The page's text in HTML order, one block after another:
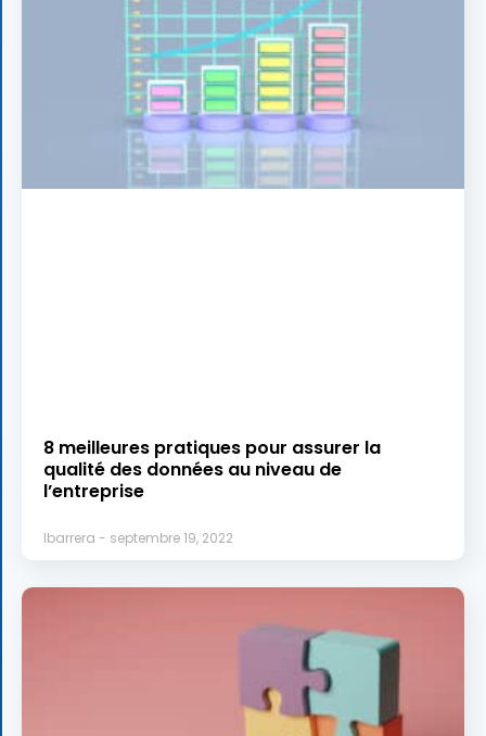
8 meilleures pratiques pour assurer la
qualité des données au niveau de
l’entreprise
lbarrera septembre 19, 2022